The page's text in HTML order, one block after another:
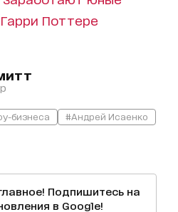
Поттере
бизнеса
#Андрей Исаенко
Подпишитесь на
в Google!